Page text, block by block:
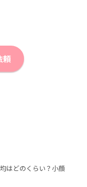
頼
はどのくらい？小顔